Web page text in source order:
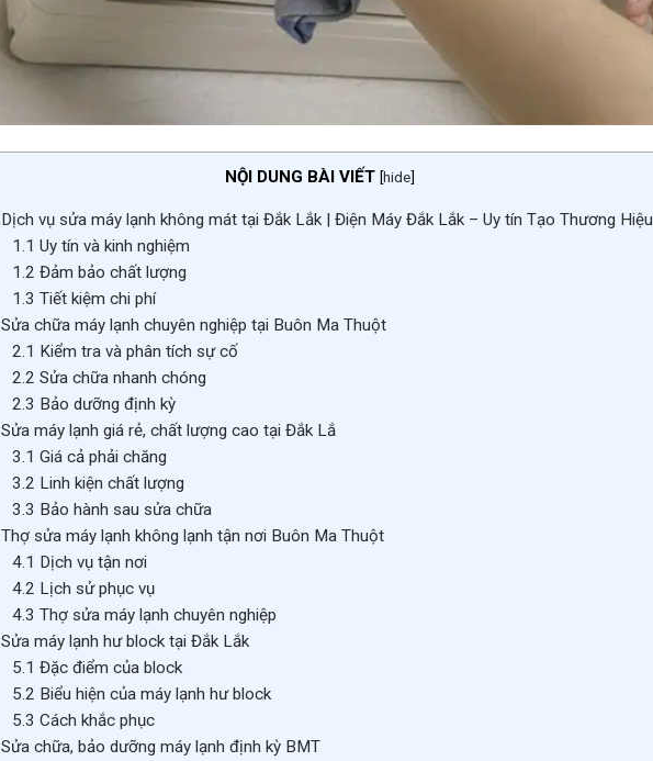
NỘI DUNG BÀI VIẾT [hide]
Dịch vụ sửa máy lạnh không mát tại Đắk Lắk | Điện Máy Đắk Lắk – Uy tín Tạo Thương Hiệu
1.1 Uy tín và kinh nghiệm
1.2 Đảm bảo chất lượng
1.3 Tiết kiệm chi phí
Sửa chữa máy lạnh chuyên nghiệp tại Buôn Ma Thuột
2.1 Kiểm tra và phân tích sự cố
2.2 Sửa chữa nhanh chóng
2.3 Bảo dưỡng định kỳ
Sửa máy lạnh giá rẻ, chất lượng cao tại Đắk Lắ
3.1 Giá cả phải chăng
3.2 Linh kiện chất lượng
3.3 Bảo hành sau sửa chữa
Thợ sửa máy lạnh không lạnh tận nơi Buôn Ma Thuột
4.1 Dịch vụ tận nơi
4.2 Lịch sử phục vụ
4.3 Thợ sửa máy lạnh chuyên nghiệp
Sửa máy lạnh hư block tại Đắk Lắk
5.1 Đặc điểm của block
5.2 Biểu hiện của máy lạnh hư block
5.3 Cách khắc phục
Sửa chữa, bảo dưỡng máy lạnh định kỳ BMT